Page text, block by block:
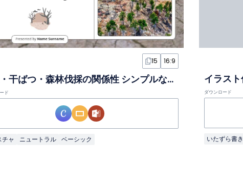
15 16:9
火災・干ばつ・森林伐採の関係性 シンプルな論文発表スライド
ド
チャ ニュートラル ベーシック
ダウンロード
いたずら書き